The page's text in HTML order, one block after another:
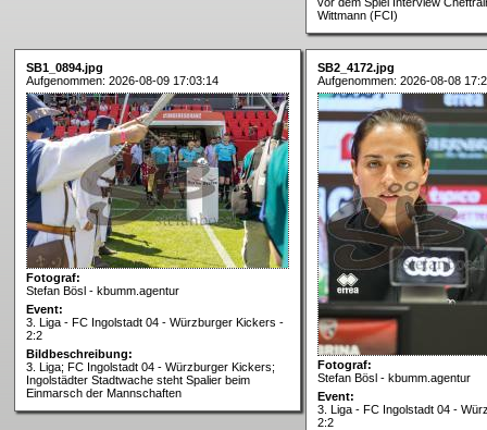
Wittmann (FCI)
SB1_0894.jpg
Aufgenommen: 2026-08-09 17:03:14
Fotograf:
Stefan Bösl - kbumm.agentur
Event:
3. Liga - FC Ingolstadt 04 - Würzburger Kickers -
2:2
Bildbeschreibung:
3. Liga; FC Ingolstadt 04 - Würzburger Kickers;
Ingolstädter Stadtwache steht Spalier beim
Einmarsch der Mannschaften
SB2_4172.jpg
Aufgenommen: 2026-08-08
Fotograf:
Stefan Bösl - kbumm.agentur
Event:
3. Liga - FC Ingolstadt 04 -
2:2